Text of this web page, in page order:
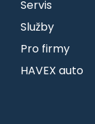
Servis
Služby
Pro firmy
HAVEX auto